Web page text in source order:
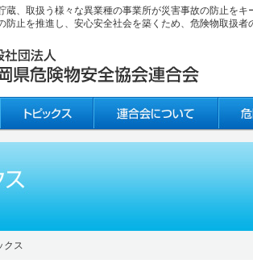
蔵、取扱う様々な異業種の事業所が災害事故の防止を
防止を推進し、安心安全社会を築くため、危険物取扱
クス